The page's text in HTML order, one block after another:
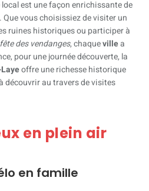
est une façon enrichissante de
vous choisissiez de visiter un
ruines historiques ou participer à
fête des vendanges, chaquevillea
pour une journée découverte, la
offre une richesse historique
découvrir au travers de visites
en plein air
en famille